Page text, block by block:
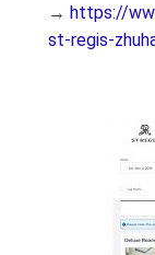
→ https://
st-regis-